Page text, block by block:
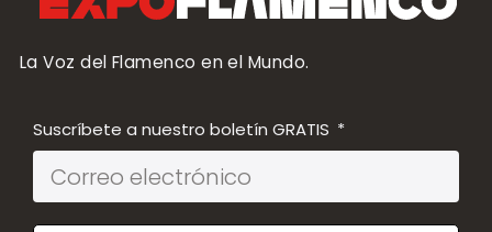
La Voz del Flamenco en el Mundo.
Suscríbete a nuestro boletín GRATIS